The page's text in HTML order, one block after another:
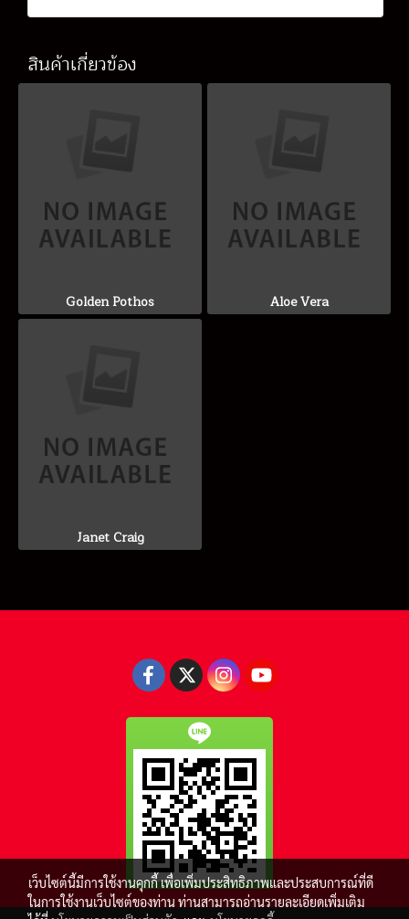
สินค้าเกี่ยวข้อง
Golden Pothos Aloe Vera
Janet Craig
เว็บไซต์นี้มีการใช้งานคุกกี้ เพื่อเพิ่มประสิทธิภาพและประสบการณ์ที่ดี
ในการใช้งานเว็บไซต์ของท่าน ท่านสามารถอ่านรายละเอียดเพิ่มเติม